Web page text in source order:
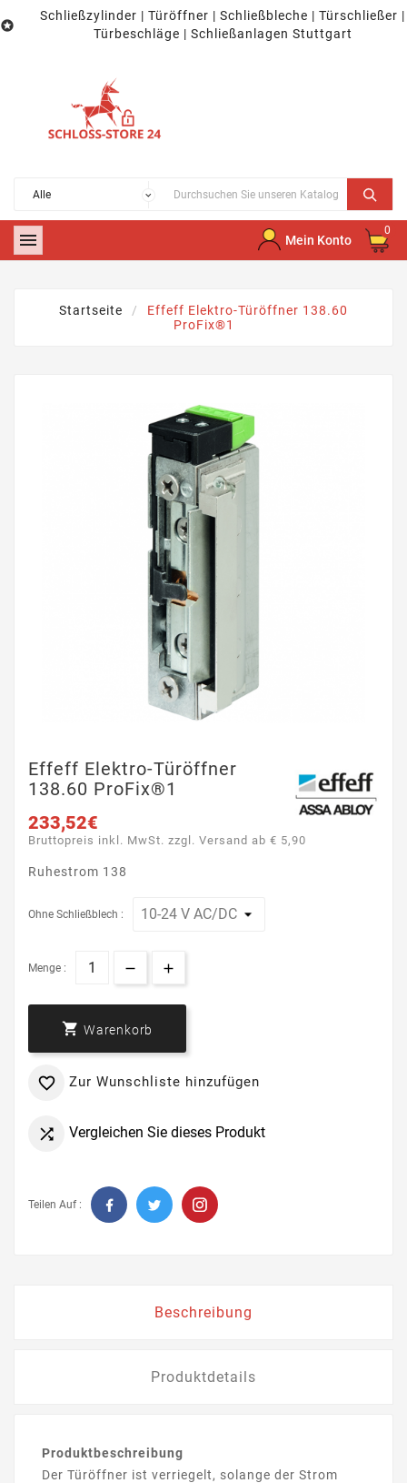

Schließzylinder | Türöffner | Schließbleche | Türschließer |
Türbeschläge | Schließanlagen Stuttgart
 Mein Konto
0
Startseite
Effeff Elektro-Türöffner 138.60
ProFix®1
Effeff Elektro-Türöffner
138.60 ProFix®1
233,52€
Bruttopreis inkl. MwSt. zzgl. Versand ab € 5,90
Ruhestrom 138
Ohne Schließblech :
Menge :
 Warenkorb
 Zur Wunschliste hinzufügen
 Vergleichen Sie dieses Produkt
Teilen Auf :
Beschreibung
Produktdetails
Produktbeschreibung
Der Türöffner ist verriegelt, solange der Strom